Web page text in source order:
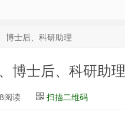
博士后、科研助理
博士后、科研助理
阅读 扫描二维码